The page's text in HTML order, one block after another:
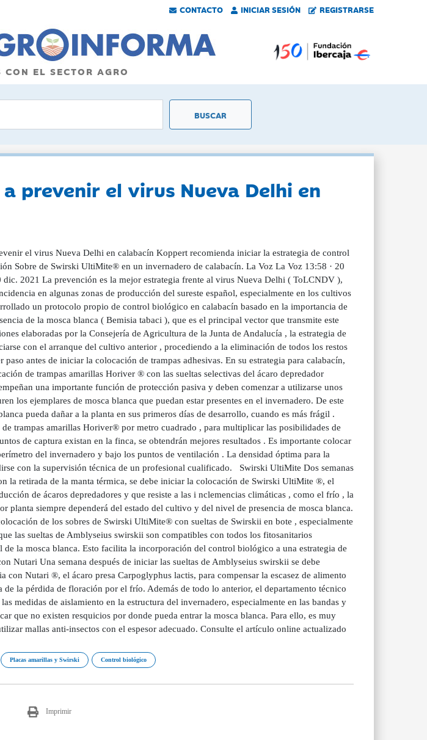
CONTACTO INICIAR SESIÓN REGISTRARSE
CON EL SECTOR AGRO
prevenir el virus Nueva Delhi en
el virus Nueva Delhi en calabacín Koppert recomienda iniciar la estrategia de control
Sobre de Swirski UltiMite® en un invernadero de calabacín. La Voz La Voz 13:58 · 20
dic. 2021 La prevención es la mejor estrategia frente al virus Nueva Delhi ( ToLCNDV ),
en algunas zonas de producción del sureste español, especialmente en los cultivos
un protocolo propio de control biológico en calabacín basado en la importancia de
de la mosca blanca ( Bemisia tabaci ), que es el principal vector que transmite este
elaboradas por la Consejería de Agricultura de la Junta de Andalucía , la estrategia de
con el arranque del cultivo anterior , procediendo a la eliminación de todos los restos
antes de iniciar la colocación de trampas adhesivas. En su estrategia para calabacín,
de trampas amarillas Horiver ® con las sueltas selectivas del ácaro depredador
una importante función de protección pasiva y deben comenzar a utilizarse unos
los ejemplares de mosca blanca que puedan estar presentes en el invernadero. De este
pueda dañar a la planta en sus primeros días de desarrollo, cuando es más frágil .
trampas amarillas Horiver® por metro cuadrado , para multiplicar las posibilidades de
de captura existan en la finca, se obtendrán mejores resultados . Es importante colocar
del invernadero y bajo los puntos de ventilación . La densidad óptima para la
con la supervisión técnica de un profesional cualificado. Swirski UltiMite Dos semanas
la retirada de la manta térmica, se debe iniciar la colocación de Swirski UltiMite ®, el
de ácaros depredadores y que resiste a las i nclemencias climáticas , como el frío , la
planta siempre dependerá del estado del cultivo y del nivel de presencia de mosca blanca.
de los sobres de Swirski UltiMite® con sueltas de Swirskii en bote , especialmente
las sueltas de Amblyseius swirskii son compatibles con todos los fitosanitarios
de la mosca blanca. Esto facilita la incorporación del control biológico a una estrategia de
Nutari Una semana después de iniciar las sueltas de Amblyseius swirskii se debe
con Nutari ®, el ácaro presa Carpoglyphus lactis, para compensar la escasez de alimento
la pérdida de floración por el frío. Además de todo lo anterior, el departamento técnico
medidas de aislamiento en la estructura del invernadero, especialmente en las bandas y
que no existen resquicios por donde pueda entrar la mosca blanca. Para ello, es muy
mallas anti-insectos con el espesor adecuado. Consulte el artículo online actualizado
Placas amarillas y Swirski Control biológico
Imprimir